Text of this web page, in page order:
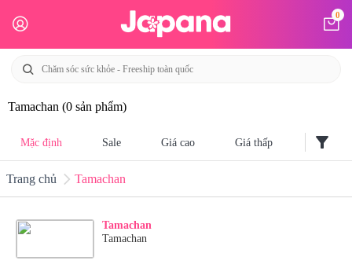
0
Tamachan (0 sản phẩm)
Mặc định Sale Giá cao Giá thấp filter_alt
Trang chủ Tamachan
Tamachan
Tamachan